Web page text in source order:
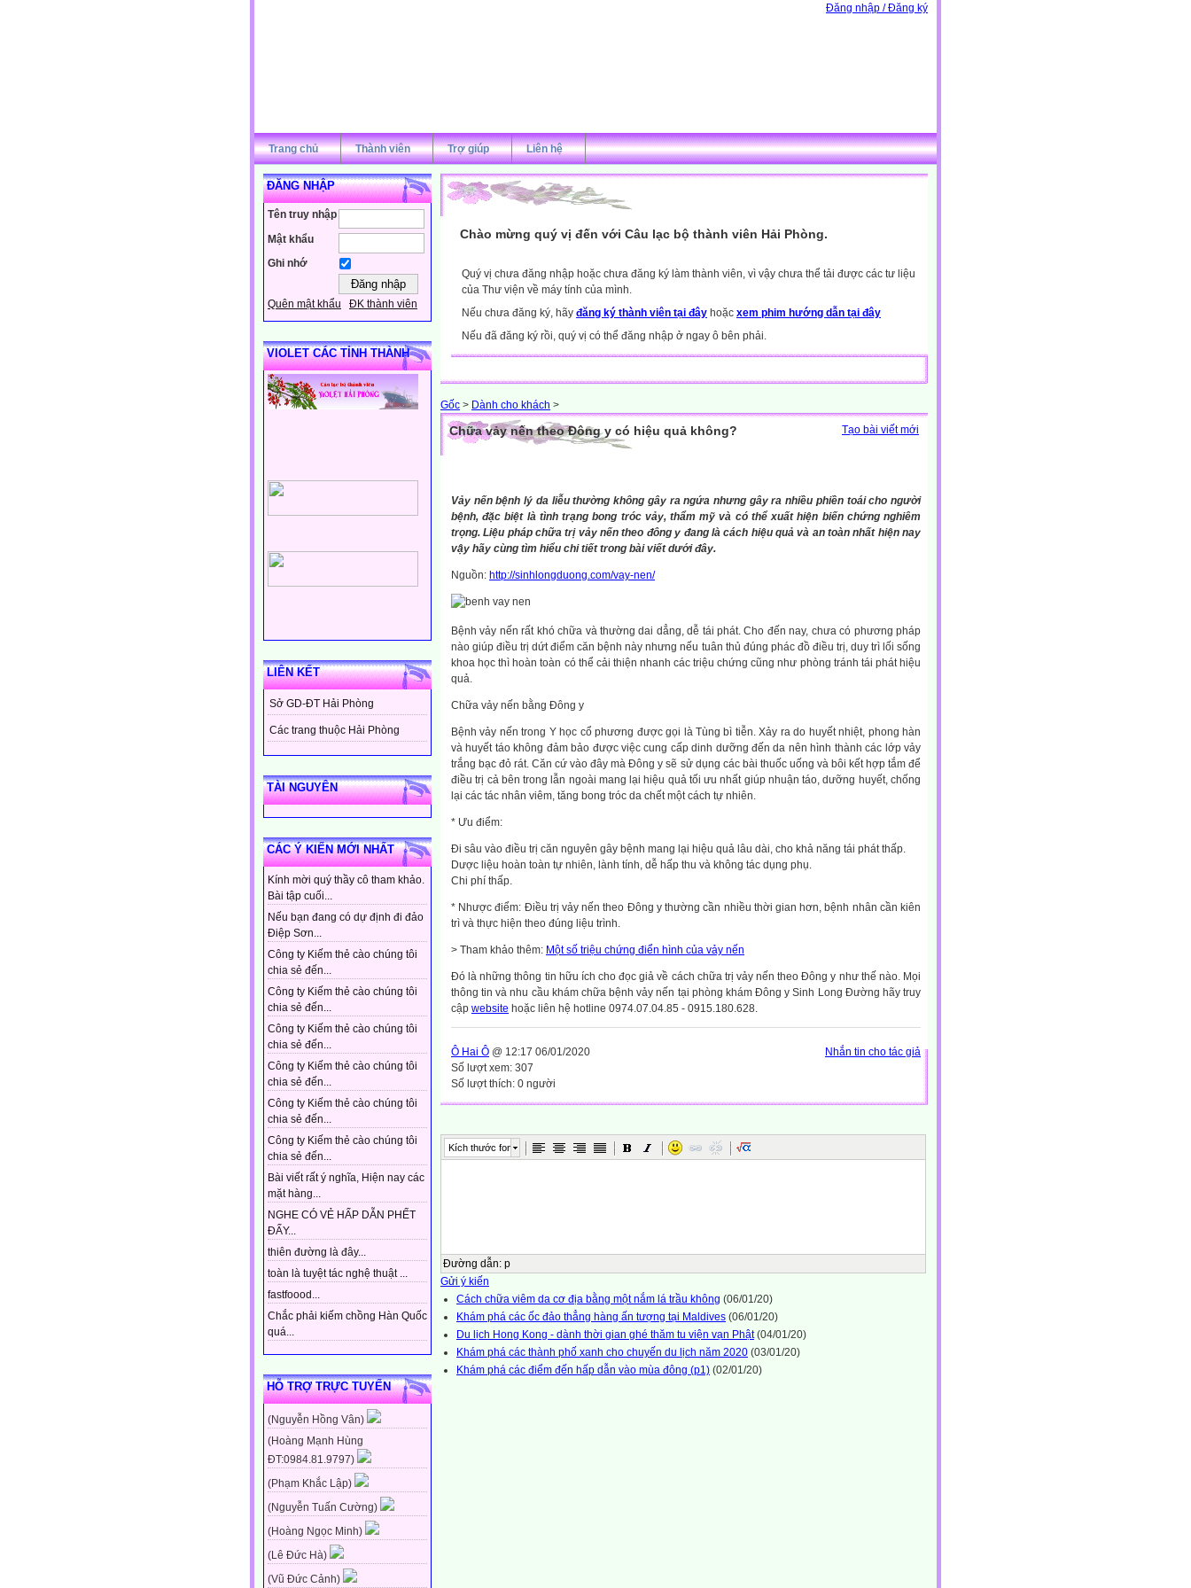
Đăng nhập / Đăng ký
Trang chủ Thành viên Trợ giúp Liên hệ
ĐĂNG NHẬP
Tên truy nhập
Mật khẩu
Ghi nhớ
Quên mật khẩu ĐK thành viên
VIOLET CÁC TỈNH THÀNH
LIÊN KẾT
Sở GD-ĐT Hải Phòng
Các trang thuộc Hải Phòng
TÀI NGUYÊN
CÁC Ý KIẾN MỚI NHẤT
Kính mời quý thầy cô tham khảo.
Bài tập cuối...
Nếu bạn đang có dự định đi đảo
Điệp Sơn...
Công ty Kiếm thẻ cào chúng tôi
chia sẻ đến...
Công ty Kiếm thẻ cào chúng tôi
chia sẻ đến...
Công ty Kiếm thẻ cào chúng tôi
chia sẻ đến...
Công ty Kiếm thẻ cào chúng tôi
chia sẻ đến...
Công ty Kiếm thẻ cào chúng tôi
chia sẻ đến...
Công ty Kiếm thẻ cào chúng tôi
chia sẻ đến...
Bài viết rất ý nghĩa, Hiện nay các
mặt hàng...
NGHE CÓ VẺ HẤP DẪN PHẾT
ĐẤY...
thiên đường là đây...
toàn là tuyệt tác nghệ thuật ...
fastfoood...
Chắc phải kiếm chồng Hàn Quốc
quá...
HỖ TRỢ TRỰC TUYẾN
(Nguyễn Hồng Vân)
(Hoàng Mạnh Hùng
ĐT:0984.81.9797)
(Phạm Khắc Lập)
(Nguyễn Tuấn Cường)
(Hoàng Ngọc Minh)
(Lê Đức Hà)
(Vũ Đức Cảnh)
Chào mừng quý vị đến với Câu lạc bộ thành viên Hải Phòng.
Quý vị chưa đăng nhập hoặc chưa đăng ký làm thành viên, vì vậy chưa thể tải được các tư liệu
của Thư viện về máy tính của mình.
Nếu chưa đăng ký, hãy đăng ký thành viên tại đây hoặc xem phim hướng dẫn tại đây
Nếu đã đăng ký rồi, quý vị có thể đăng nhập ở ngay ô bên phải.
Gốc > Dành cho khách >
Tạo bài viết mới
Chữa vảy nến theo Đông y có hiệu quả không?
Vảy nến bệnh lý da liễu thường không gây ra ngứa nhưng gây ra nhiều phiền toái cho người
bệnh, đặc biệt là tình trạng bong tróc vảy, thẩm mỹ và có thể xuất hiện biến chứng nghiêm
trọng. Liệu pháp chữa trị vảy nến theo đông y đang là cách hiệu quả và an toàn nhất hiện nay
vậy hãy cùng tìm hiểu chi tiết trong bài viết dưới đây.
Nguồn: http://sinhlongduong.com/vay-nen/
Bệnh vảy nến rất khó chữa và thường dai dẳng, dễ tái phát. Cho đến nay, chưa có phương pháp
nào giúp điều trị dứt điểm căn bệnh này nhưng nếu tuân thủ đúng phác đồ điều trị, duy trì lối sống
khoa học thì hoàn toàn có thể cải thiện nhanh các triệu chứng cũng như phòng tránh tái phát hiệu
quả.
Chữa vảy nến bằng Đông y
Bệnh vảy nến trong Y học cổ phương được gọi là Tùng bì tiễn. Xảy ra do huyết nhiệt, phong hàn
và huyết táo không đảm bảo được việc cung cấp dinh dưỡng đến da nên hình thành các lớp vảy
trắng bạc đỏ rát. Căn cứ vào đây mà Đông y sẽ sử dụng các bài thuốc uống và bôi kết hợp tắm để
điều trị cả bên trong lẫn ngoài mang lại hiệu quả tối ưu nhất giúp nhuận táo, dưỡng huyết, chống
lại các tác nhân viêm, tăng bong tróc da chết một cách tự nhiên.
* Ưu điểm:
Đi sâu vào điều trị căn nguyên gây bệnh mang lại hiệu quả lâu dài, cho khả năng tái phát thấp.
Dược liệu hoàn toàn tự nhiên, lành tính, dễ hấp thu và không tác dụng phụ.
Chi phí thấp.
* Nhược điểm: Điều trị vảy nến theo Đông y thường cần nhiều thời gian hơn, bệnh nhân cần kiên
trì và thực hiện theo đúng liệu trình.
> Tham khảo thêm: Một số triệu chứng điển hình của vảy nến
Đó là những thông tin hữu ích cho đọc giả về cách chữa trị vảy nến theo Đông y như thế nào. Mọi
thông tin và nhu cầu khám chữa bệnh vảy nến tại phòng khám Đông y Sinh Long Đường hãy truy
cập website hoặc liên hệ hotline 0974.07.04.85 - 0915.180.628.
Nhắn tin cho tác giả
Ô Hai Ô @ 12:17 06/01/2020
Số lượt xem: 307
Số lượt thích: 0 người
Kích thước font
Đường dẫn: p
Gửi ý kiến
Cách chữa viêm da cơ địa bằng một nắm lá trầu không (06/01/20)
Khám phá các ốc đảo thẳng hàng ấn tượng tại Maldives (06/01/20)
Du lịch Hong Kong - dành thời gian ghé thăm tu viện vạn Phật(04/01/20)
Khám phá các thành phố xanh cho chuyến du lịch năm 2020 (03/01/20)
Khám phá các điểm đến hấp dẫn vào mùa đông (p1) (02/01/20)